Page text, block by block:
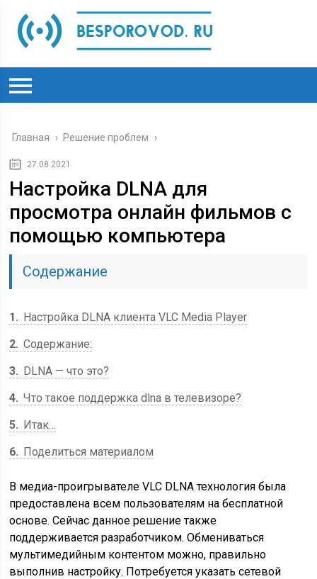
Главная › Решение проблем ›
27.08.2021
Настройка DLNA для
просмотра онлайн фильмов с
помощью компьютера
Содержание
1
Настройка DLNA клиента VLC Media Player
2 Содержание:
3
DLNA — что это?
4 Что такое поддержка dlna в телевизоре?
5
Итак…
6
Поделиться материалом
В медиа-проигрывателе VLC DLNA технология была
предоставлена всем пользователям на бесплатной
основе. Сейчас данное решение также
поддерживается разработчиком. Обмениваться
мультимедийным контентом можно, правильно
выполнив настройку. Потребуется указать сетевой